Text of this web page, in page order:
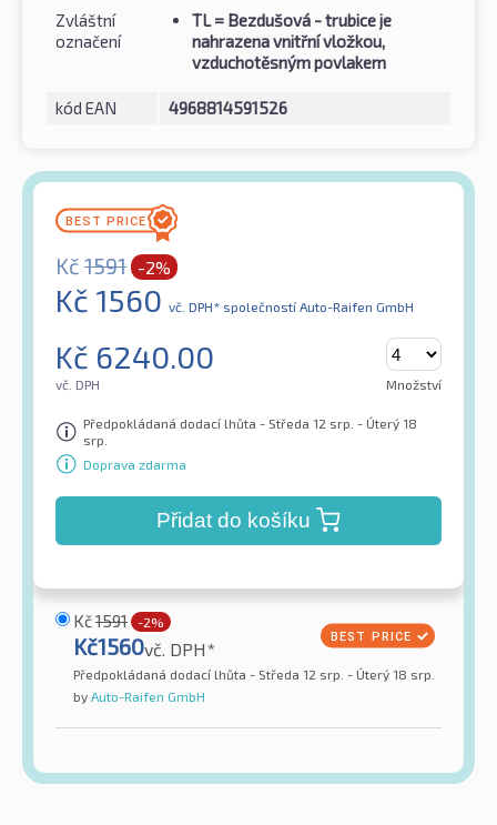
Zvláštní
označení
TL= Bezdušová - trubice je
nahrazena vnitřní vložkou,
vzduchotěsným povlakem
kód EAN 4968814591526
Kč 1591 -2%
Kč 1560 vč. DPH* společností Auto-Raifen GmbH
Kč 6240.00
vč. DPH Množství
Předpokládaná dodací lhůta - Středa 12 srp. - Úterý 18
srp.
Doprava zdarma
Přidat do košíku
Kč1591 -2%
Kč1560vč. DPH*
Předpokládaná dodací lhůta - Středa 12 srp. - Úterý 18 srp.
by Auto-Raifen GmbH